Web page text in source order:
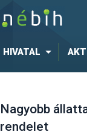
HIVATAL
Nagyobb
rendelet